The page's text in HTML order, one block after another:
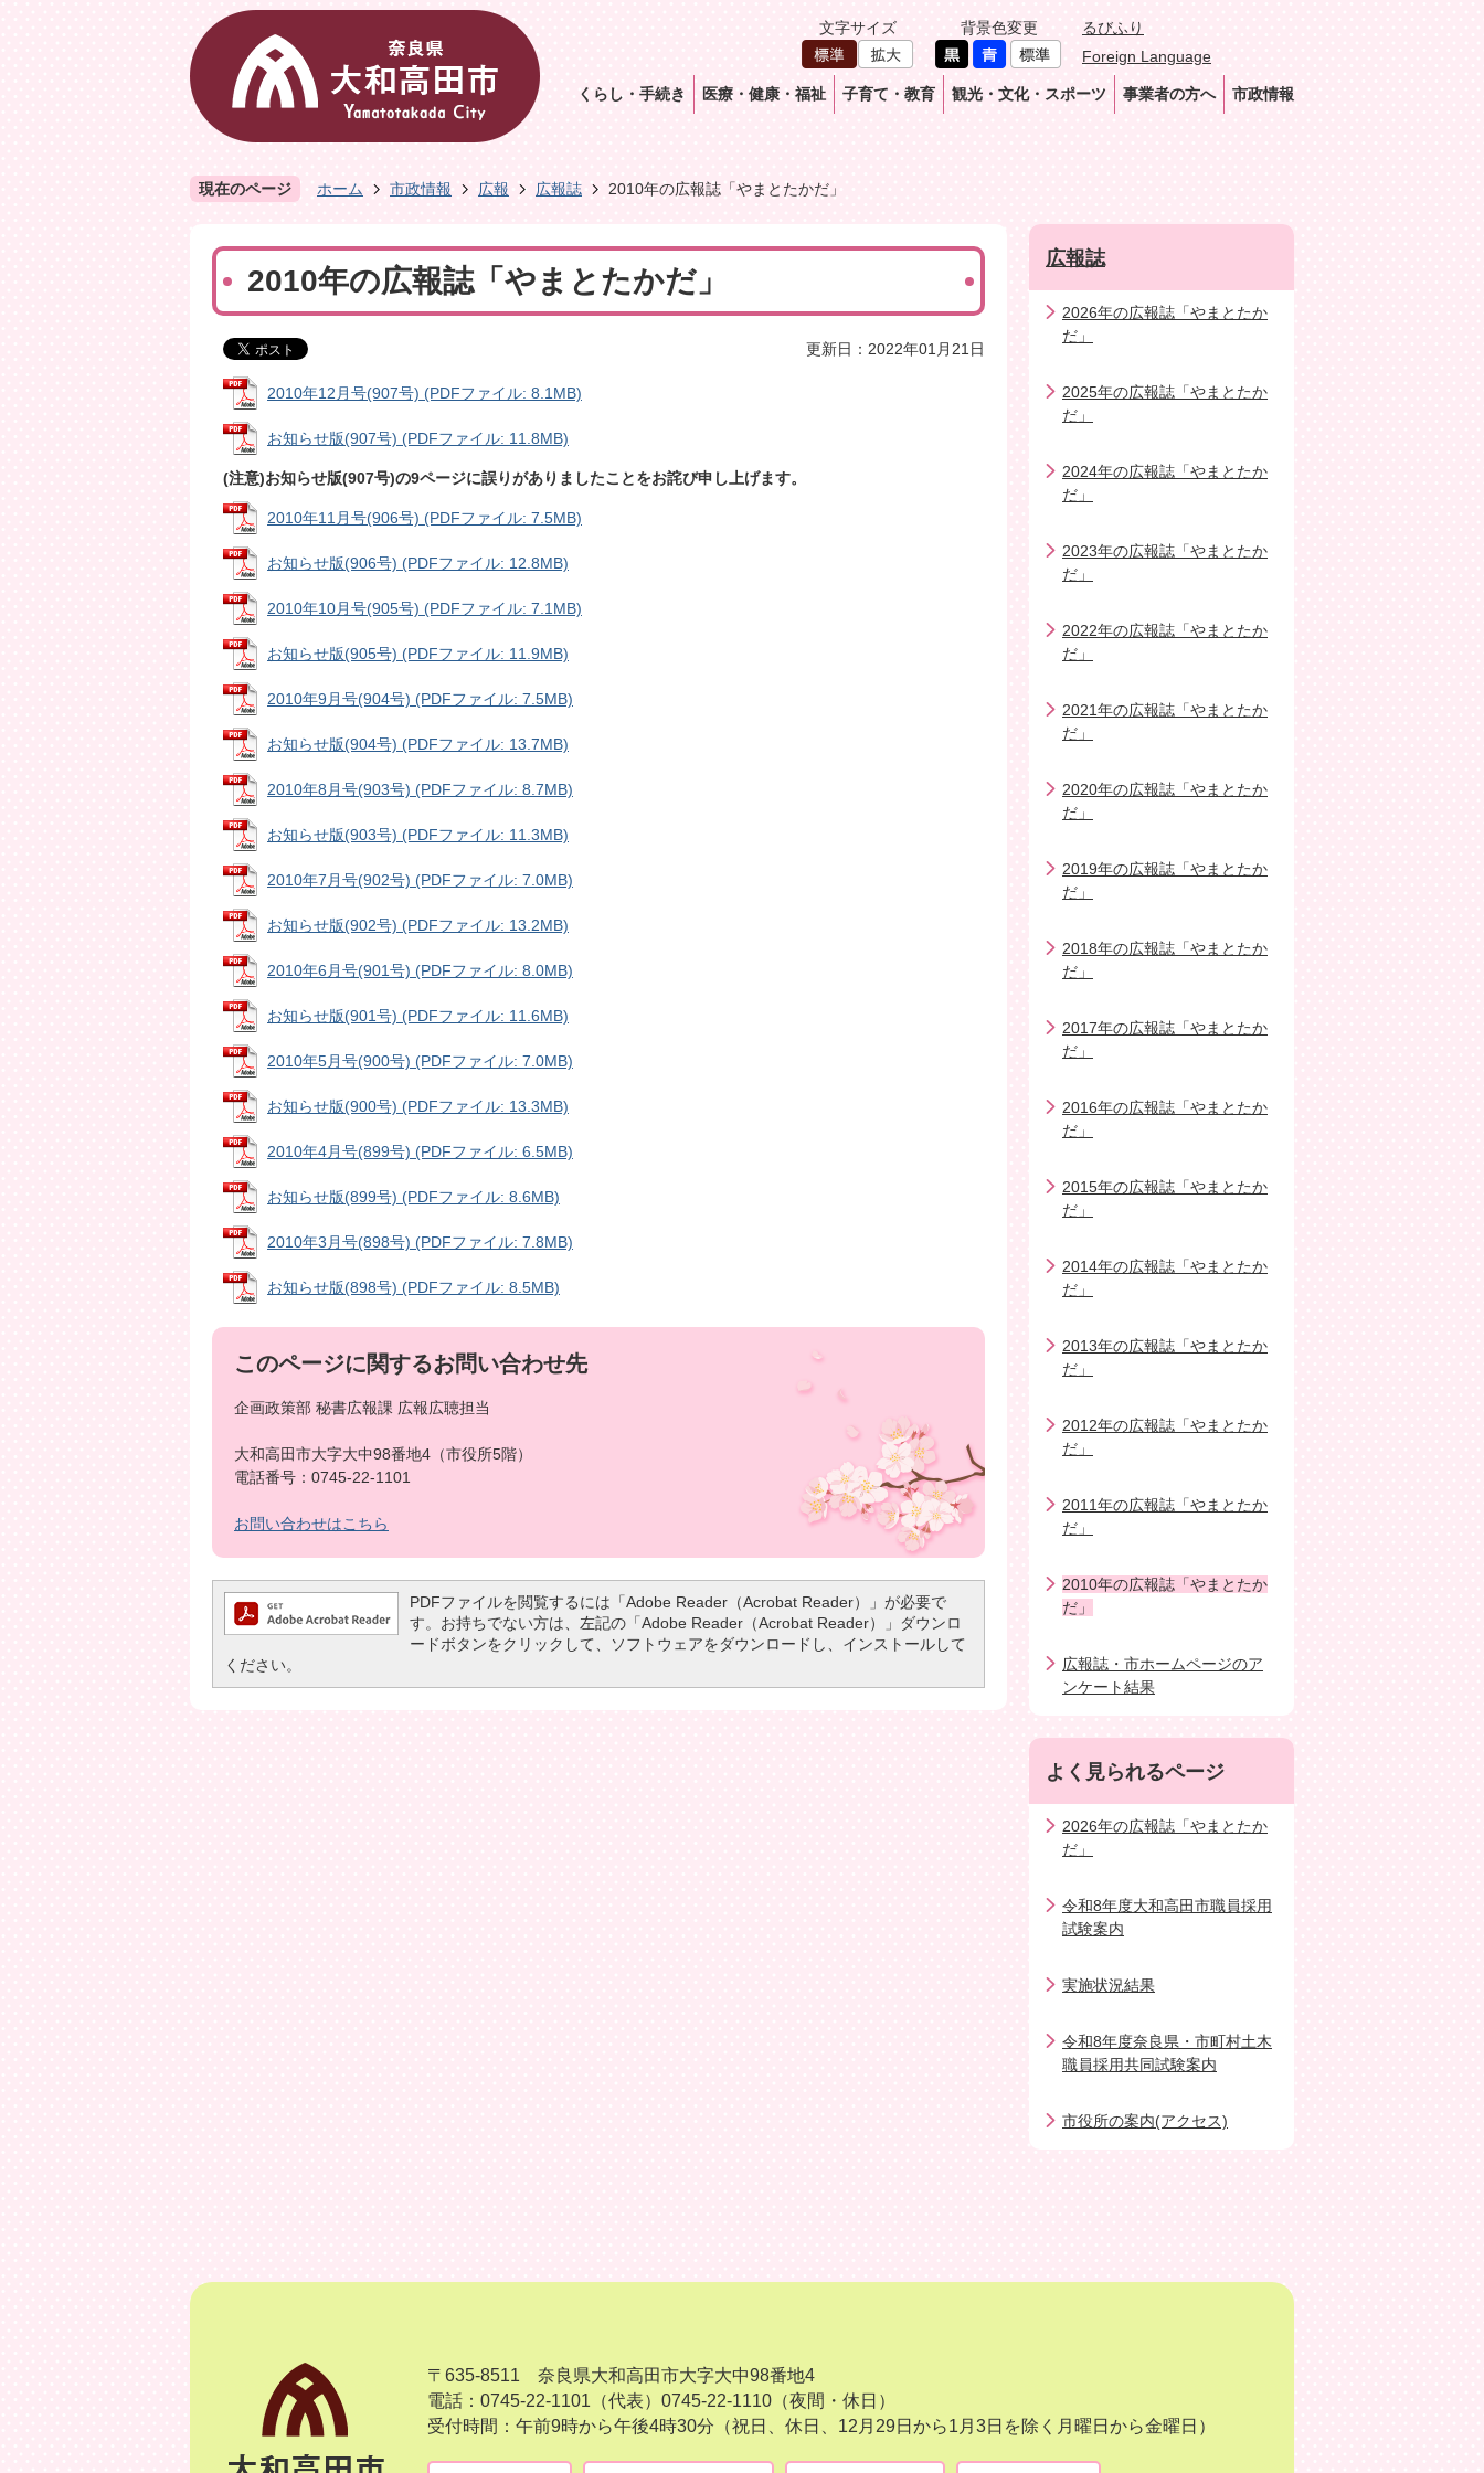
文字サイズ 背景色変更
るびふり
Foreign Language
くらし・手続き 医療・健康・福祉 子育て・教育 観光・文化・スポーツ 事業者の方へ 市政情報
現在のページ ホーム 市政情報 広報 広報誌 2010年の広報誌「やまとたかだ」
2010年の広報誌「やまとたかだ」
更新日：2022年01月21日
2010年12月号(907号) (PDFファイル: 8.1MB)
お知らせ版(907号) (PDFファイル: 11.8MB)
(注意)お知らせ版(907号)の9ページに誤りがありましたことをお詫び申し上げます。
2010年11月号(906号) (PDFファイル: 7.5MB)
お知らせ版(906号) (PDFファイル: 12.8MB)
2010年10月号(905号) (PDFファイル: 7.1MB)
お知らせ版(905号) (PDFファイル: 11.9MB)
2010年9月号(904号) (PDFファイル: 7.5MB)
お知らせ版(904号) (PDFファイル: 13.7MB)
2010年8月号(903号) (PDFファイル: 8.7MB)
お知らせ版(903号) (PDFファイル: 11.3MB)
2010年7月号(902号) (PDFファイル: 7.0MB)
お知らせ版(902号) (PDFファイル: 13.2MB)
2010年6月号(901号) (PDFファイル: 8.0MB)
お知らせ版(901号) (PDFファイル: 11.6MB)
2010年5月号(900号) (PDFファイル: 7.0MB)
お知らせ版(900号) (PDFファイル: 13.3MB)
2010年4月号(899号) (PDFファイル: 6.5MB)
お知らせ版(899号) (PDFファイル: 8.6MB)
2010年3月号(898号) (PDFファイル: 7.8MB)
お知らせ版(898号) (PDFファイル: 8.5MB)
このページに関するお問い合わせ先
企画政策部 秘書広報課 広報広聴担当
大和高田市大字大中98番地4（市役所5階）
電話番号：0745-22-1101
お問い合わせはこちら
PDFファイルを閲覧するには「Adobe Reader（Acrobat Reader）」が必要で
す。お持ちでない方は、左記の「Adobe Reader（Acrobat Reader）」ダウンロ
ードボタンをクリックして、ソフトウェアをダウンロードし、インストールして
ください。
広報誌
2026年の広報誌「やまとたか
だ」
2025年の広報誌「やまとたか
だ」
2024年の広報誌「やまとたか
だ」
2023年の広報誌「やまとたか
だ」
2022年の広報誌「やまとたか
だ」
2021年の広報誌「やまとたか
だ」
2020年の広報誌「やまとたか
だ」
2019年の広報誌「やまとたか
だ」
2018年の広報誌「やまとたか
だ」
2017年の広報誌「やまとたか
だ」
2016年の広報誌「やまとたか
だ」
2015年の広報誌「やまとたか
だ」
2014年の広報誌「やまとたか
だ」
2013年の広報誌「やまとたか
だ」
2012年の広報誌「やまとたか
だ」
2011年の広報誌「やまとたか
だ」
2010年の広報誌「やまとたか
だ」
広報誌・市ホームページのア
ンケート結果
よく見られるページ
2026年の広報誌「やまとたか
だ」
令和8年度大和高田市職員採用
試験案内
実施状況結果
令和8年度奈良県・市町村土木
職員採用共同試験案内
市役所の案内(アクセス)
〒635-8511 奈良県大和高田市大字大中98番地4
電話：0745-22-1101（代表） 0745-22-1110（夜間・休日）
受付時間：午前9時から午後4時30分（祝日、休日、12月29日から1月3日を除く月曜日から金曜日）